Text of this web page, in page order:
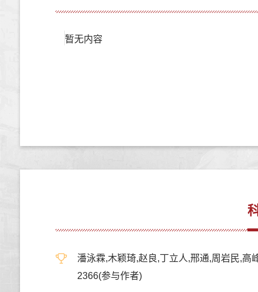
暂无内容
潘泳霖,木颖琦,赵良,丁立人,邢通,周岩民,
2366(参与作者)